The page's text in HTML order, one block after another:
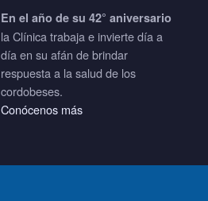
En el año de su 42° aniversario
la Clínica trabaja e invierte día a
día en su afán de brindar
respuesta a la salud de los
cordobeses.
Conócenos más